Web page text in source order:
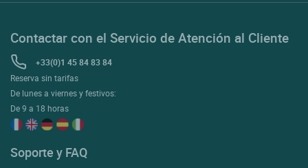
Contactar con el Servicio de Atención al Cliente
+33(0)1 45 84 83 84
Reserva sin tarifas
De lunes a viernes y festivos:
De 9 a 18 horas
Soporte y FAQ